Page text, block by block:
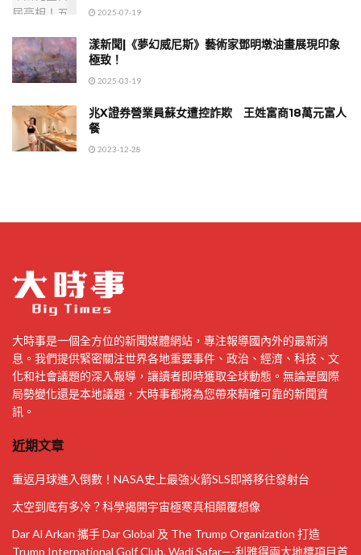
2025-07-19
漾新聞|《夢幻威尼斯》藝術家鄧明墩油畫展現印象
極致！
2025-03-19
兆X證券營業員蘇女遭控詐欺 王姓富商18萬元富人
餐
2023-12-28
大時事是一個全方位的新聞媒體網站，專注報導國內外的最新消
息。我們提供緊密關注世界各地重要事件、政治、經濟、科技、文
化和社會議題的深入報導，讓讀者即時獲取全球動態。無論是國際
局勢變化還是本地議題，大時事都將為您帶來精確可靠的新聞資
訊。
近期文章
重返月球進入倒數！NASA史上最強火箭SLS即將移往發射台
太空到底有多冷？科學揭開宇宙極寒真相顛覆想像
Dar Al Arkan 攜手 Dar Global 及 The Trump Organization 打造
Trump International Golf Club, Wadi Safar—-利雅得兩大地標項目首